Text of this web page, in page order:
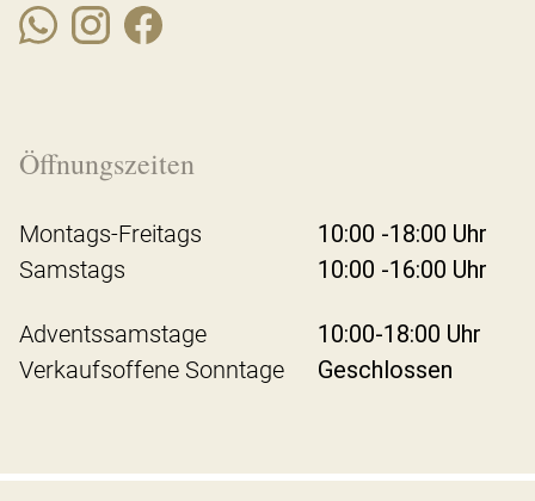
Öffnungszeiten
Montags-Freitags
10:00 -18:00 Uhr
Samstags
10:00 -16:00 Uhr
Adventssamstage
10:00-18:00 Uhr
Verkaufsoffene Sonntage
Geschlossen